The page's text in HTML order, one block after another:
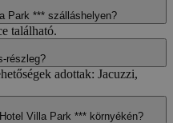
Park *** szálláshelyen?
található.
részleg?
adottak: Jacuzzi,
Villa Park *** környékén?